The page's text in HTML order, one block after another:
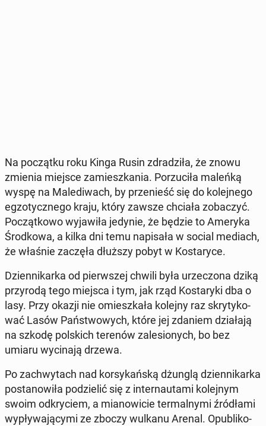
Na po­cząt­ku roku Kinga Rusin zdra­dzi­ła, że znowu
zmienia miejsce za­miesz­ka­nia. Po­rzu­ci­ła maleńką
wyspę na Ma­le­di­wach, by prze­nieść się do ko­lej­ne­go
eg­zo­tycz­ne­go kraju, który zawsze chciała zo­ba­czyć.
Po­cząt­ko­wo wy­ja­wi­ła jedynie, że będzie to Ameryka
Środ­ko­wa, a kilka dni temu na­pi­sa­ła w social mediach,
że właśnie zaczęła dłuższy pobyt w Ko­sta­ry­ce.
Dzien­ni­kar­ka od pierw­szej chwili była urze­czo­na dziką
przy­ro­dą tego miejsca i tym, jak rząd Ko­sta­ry­ki dba o
lasy. Przy okazji nie omiesz­ka­ła kolejny raz skry­ty­ko­
wać Lasów Pań­stwo­wych, które jej zdaniem dzia­ła­ją
na szkodę pol­skich terenów za­le­sio­nych, bo bez
umiaru wy­ci­na­ją drzewa.
Po za­chwy­tach nad kor­sy­kań­ską dżunglą dzien­ni­kar­ka
po­sta­no­wi­ła po­dzie­lić się z in­ter­nau­ta­mi ko­lej­nym
swoim od­kry­ciem, a mia­no­wi­cie ter­mal­ny­mi źró­dła­mi
wy­pły­wa­ją­cy­mi ze zboczy wulkanu Arenal. Opu­bli­ko­